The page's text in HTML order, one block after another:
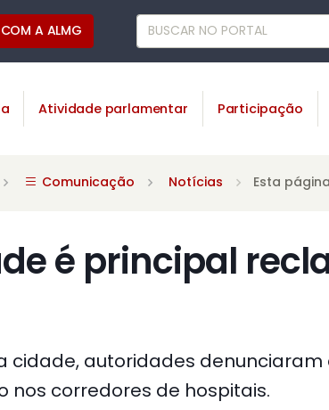
COM A ALMG
Atividade parlamentar Participação
Comunicação Notícias Esta página
é principal
cidade, autoridades
corredores de hospitais.